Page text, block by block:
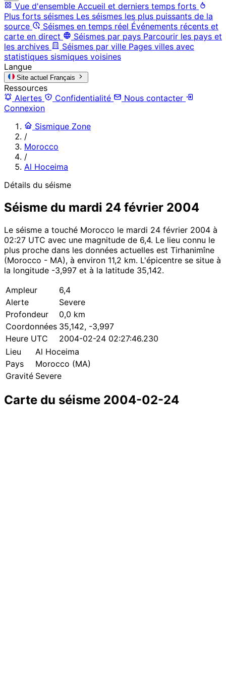
Vue d'ensemble Accueil et derniers temps forts
Plus forts séismes Les séismes les plus puissants de la
source
Séismes en temps réel Événements récents et
carte en direct
Séismes par pays Parcourir les pays et
les archives
Séismes par ville Pages villes avec
statistiques sismiques voisines
Langue
Site actuel Français
Ressources
Alertes
Confidentialité
Nous contacter
Connexion
Sismique Zone
/
Morocco
/
Al Hoceima
Détails du séisme
Séisme du mardi 24 février 2004
Le séisme a touché Morocco le mardi 24 février 2004 à
02:27 UTC avec une magnitude de 6,4. Le lieu connu le
plus proche dans les données actuelles est Tirhanimîne
(Morocco - MA), à environ 11,2 km. L'épicentre se situe à
la longitude -3,997 et à la latitude 35,142.
Ampleur
6,4
Alerte
Severe
Profondeur
0,0 km
Coordonnées 35,142, -3,997
Heure UTC
2004-02-24 02:27:46.230
Lieu
Al Hoceima
Pays
Morocco (MA)
Gravité Severe
Carte du séisme 2004-02-24